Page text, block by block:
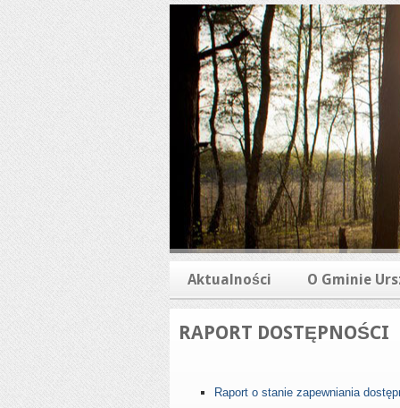
Aktualności O Gminie
RAPORT DOSTĘPNOŚCI
Raport o stanie zapewniania